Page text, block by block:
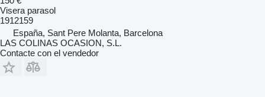
Visera parasol
1912159
España, Sant Pere Molanta, Barcelona
LAS COLINAS OCASION, S.L.
Contacte con el vendedor